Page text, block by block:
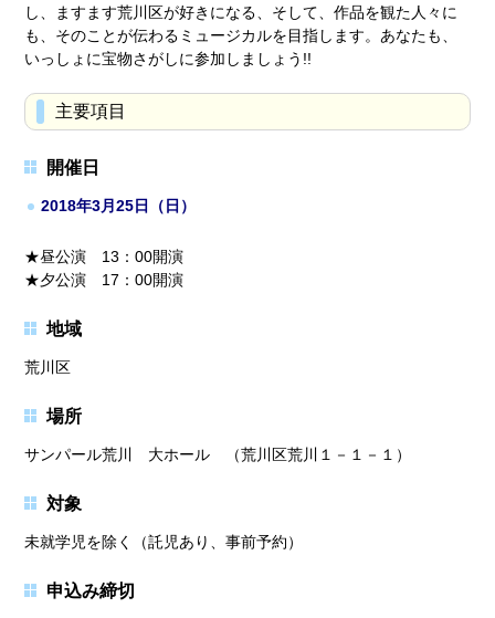
し、ますます荒川区が好きになる、そして、作品を観た人々に
も、そのことが伝わるミュージカルを目指します。あなたも、
いっしょに宝物さがしに参加しましょう!!
主要項目
開催日
2018年3月25日（日）
★昼公演 13：00開演
★夕公演 17：00開演
地域
荒川区
場所
サンパール荒川 大ホール （荒川区荒川１－１－１）
対象
未就学児を除く（託児あり、事前予約）
申込み締切